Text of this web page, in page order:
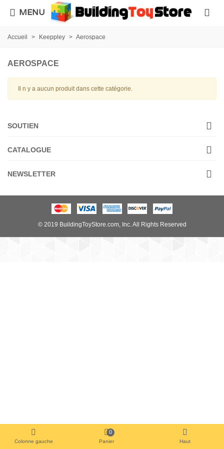
MENU
Accueil > Keeppley > Aerospace
AEROSPACE
Il n y a aucun produit dans cette catégorie.
SOUTIEN
CATALOGUE
NEWSLETTER
© 2019 BuildingToyStore.com, Inc. All Rights Reserved
Colonne gauche Panier
0
Haut